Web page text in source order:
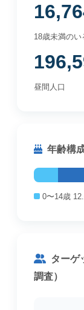
18歳未満のい
昼間人口
年齢構
0〜14歳
ターゲ
調査）